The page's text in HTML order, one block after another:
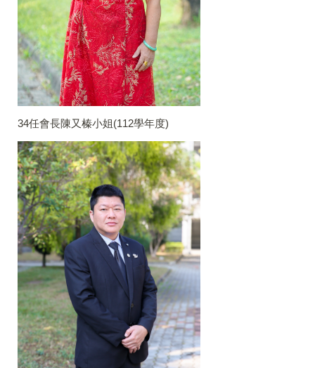
34任會長陳又榛小姐(112學年度)